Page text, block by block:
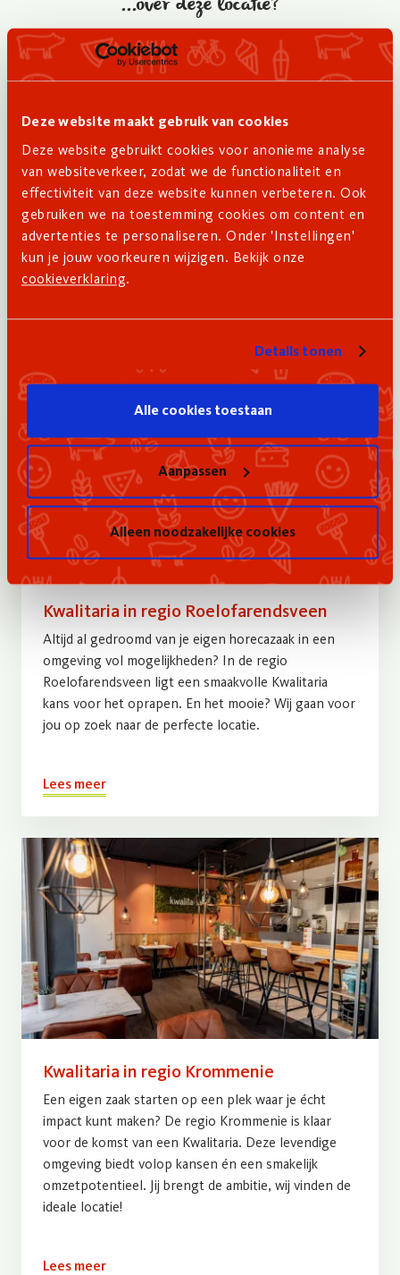
Deze website maakt gebruik van cookies
Deze website gebruikt cookies voor anonieme analyse
van websiteverkeer, zodat we de functionaliteit en
effectiviteit van deze website kunnen verbeteren. Ook
gebruiken we na toestemming cookies om content en
advertenties te personaliseren. Onder 'Instellingen'
kun je jouw voorkeuren wijzigen. Bekijk onze
cookieverklaring.
Details tonen
Alle cookies toestaan
Aanpassen
Alleen noodzakelijke cookies
...over deze locatie?
Wij vertellen je graag meer over de lekkere details
van deze locatie die voor jou op het menu staan.
informatie aan.
Meer informatie aanvragen
Stuur ons een WhatsApp 📱
Wellicht ook interessant
Kwalitaria in regio Roelofarendsveen
Altijd al gedroomd van je eigen horecazaak in een
omgeving vol mogelijkheden? In de regio
Roelofarendsveen ligt een smaakvolle Kwalitaria
kans voor het oprapen. En het mooie? Wij gaan voor
jou op zoek naar de perfecte locatie.
Lees meer
Kwalitaria in regio Krommenie
Een eigen zaak starten op een plek waar je écht
impact kunt maken? De regio Krommenie is klaar
voor de komst van een Kwalitaria. Deze levendige
omgeving biedt volop kansen én een smakelijk
omzetpotentieel. Jij brengt de ambitie, wij vinden de
ideale locatie!
Lees meer